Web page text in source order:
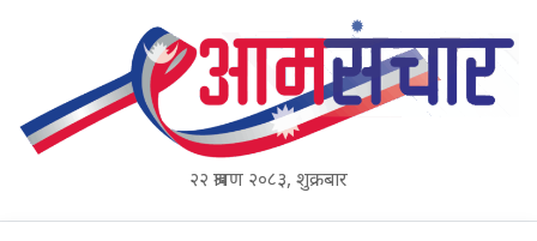
२२ श्रावण २०८३, शुक्रबार